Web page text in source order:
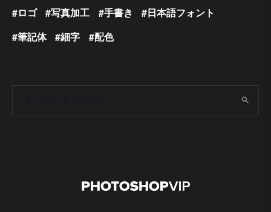
ロゴ
写真加工 手書き
日本語フォント
筆記体
細字 配色